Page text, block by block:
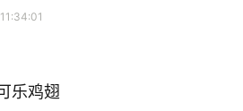
乐鸡翅